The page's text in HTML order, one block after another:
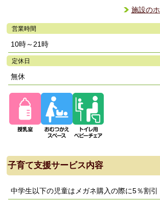
施設の
営業時間
10時～21時
定休日
無休
子育て支援サービス内容
中学生以下の児童はメガネ購入の際に5％割引